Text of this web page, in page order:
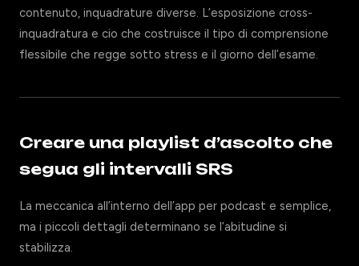
contenuto, inquadrature diverse. L’esposizione cross-
inquadratura e cio che costruisce il tipo di comprensione
flessibile che regge sotto stress e il giorno dell’esame.
Creare una playlist d’ascolto che
segua gli intervalli SRS
La meccanica all’interno dell’app per podcast e semplice,
ma i piccoli dettagli determinano se l’abitudine si
stabilizza.